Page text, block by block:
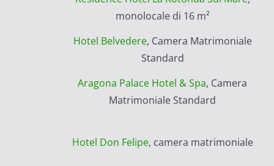
monolocale di 16 m²
Hotel Belvedere, Camera Matrimoniale
Standard
Aragona Palace Hotel & Spa, Camera
Matrimoniale Standard
Hotel Don Felipe, camera matrimoniale